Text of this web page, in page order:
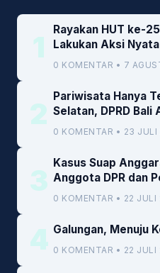
1
Rayakan HUT ke-
Lakukan Aksi
0 KOMENTAR • 7
2
Pariwisata Hanya
Selatan, DPRD Bali
0 KOMENTAR • 23 JULI
3
Kasus Suap
Anggota DPR dan
Kemenkeu
0 KOMENTAR • 22 JULI
4 Galungan, Menuju
0 KOMENTAR • 22 JULI